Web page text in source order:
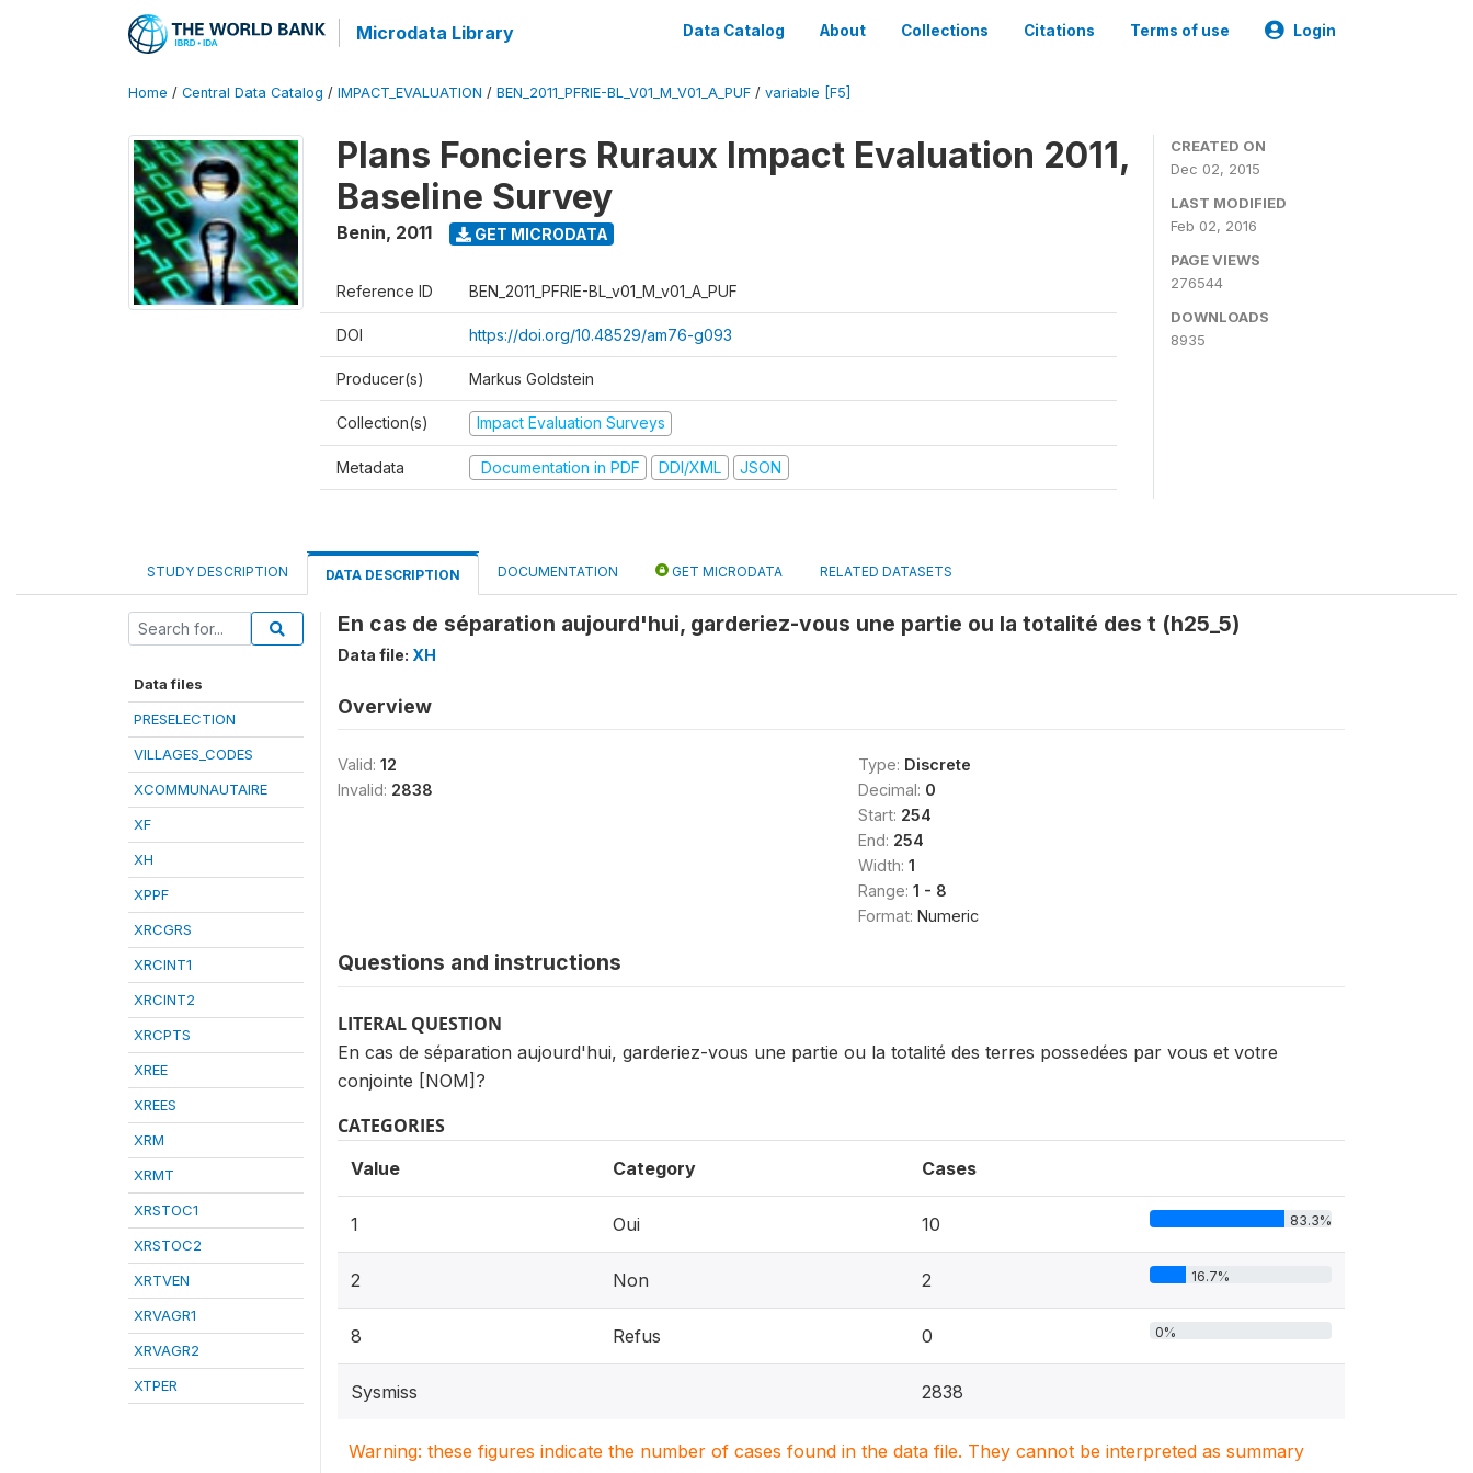
Microdata Library Data Catalog About Collections Citations Terms of use Login
Home / Central Data Catalog / IMPACT_EVALUATION / BEN_2011_PFRIE-BL_V01_M_V01_A_PUF / variable [F5]
Plans Fonciers Ruraux Impact Evaluation 2011,
Baseline Survey
Benin, 2011 GET MICRODATA
Reference ID BEN_2011_PFRIE-BL_v01_M_v01_A_PUF
DOI https://doi.org/10.48529/am76-g093
Producer(s) Markus Goldstein
Collection(s) Impact Evaluation Surveys
Metadata Documentation in PDF DDI/XML JSON
CREATED ON
Dec 02, 2015
LAST MODIFIED
Feb 02, 2016
PAGE VIEWS
276544
DOWNLOADS
8935
STUDY DESCRIPTION DATA DESCRIPTION DOCUMENTATION GET MICRODATA RELATED DATASETS
Data files
PRESELECTION
VILLAGES_CODES
XCOMMUNAUTAIRE
XF
XH
XPPF
XRCGRS
XRCINT1
XRCINT2
XRCPTS
XREE
XREES
XRM
XRMT
XRSTOC1
XRSTOC2
XRTVEN
XRVAGR1
XRVAGR2
XTPER
En cas de séparation aujourd'hui, garderiez-vous une partie ou la totalité des t (h25_5)
Data file: XH
Overview
Valid: 12
Invalid: 2838
Type: Discrete
Decimal: 0
Start: 254
End: 254
Width: 1
Range: 1 - 8
Format: Numeric
Questions and instructions
LITERAL QUESTION
En cas de séparation aujourd'hui, garderiez-vous une partie ou la totalité des terres possedées par vous et votre
conjointe [NOM]?
CATEGORIES
Value Category Cases
1 Oui 10 83.3%
2 Non 2 16.7%
8 Refus 0 0%
Sysmiss 2838
Warning: these figures indicate the number of cases found in the data file. They cannot be interpreted as summary